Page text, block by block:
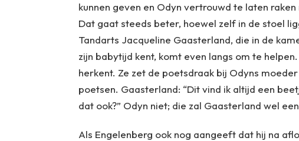
kunnen geven en Odyn vertrouwd te laten
Dat gaat steeds beter, hoewel zelf in de stoel
Tandarts Jacqueline Gaasterland, die in de
zijn babytijd kent, komt even langs om te
herkent. Ze zet de poetsdraak bij Odyns
poetsen. Gaasterland: “Dit vind ik altijd een
dat ook?” Odyn niet; die zal Gaasterland wel
Als Engelenberg ook nog aangeeft dat hij na